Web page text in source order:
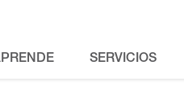
SERVICIOS